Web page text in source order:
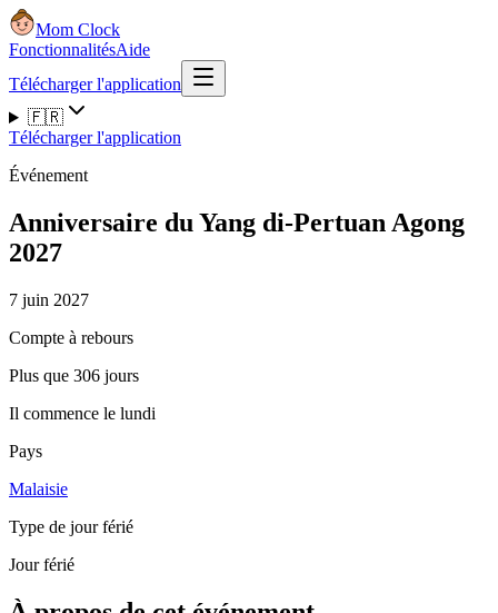
Mom Clock
FonctionnalitésAide
Télécharger l'application
🇫🇷
Télécharger l'application
Événement
Anniversaire du Yang di-Pertuan Agong
2027
7 juin 2027
Compte à rebours
Plus que 306 jours
Il commence le lundi
Pays
Malaisie
Type de jour férié
Jour férié